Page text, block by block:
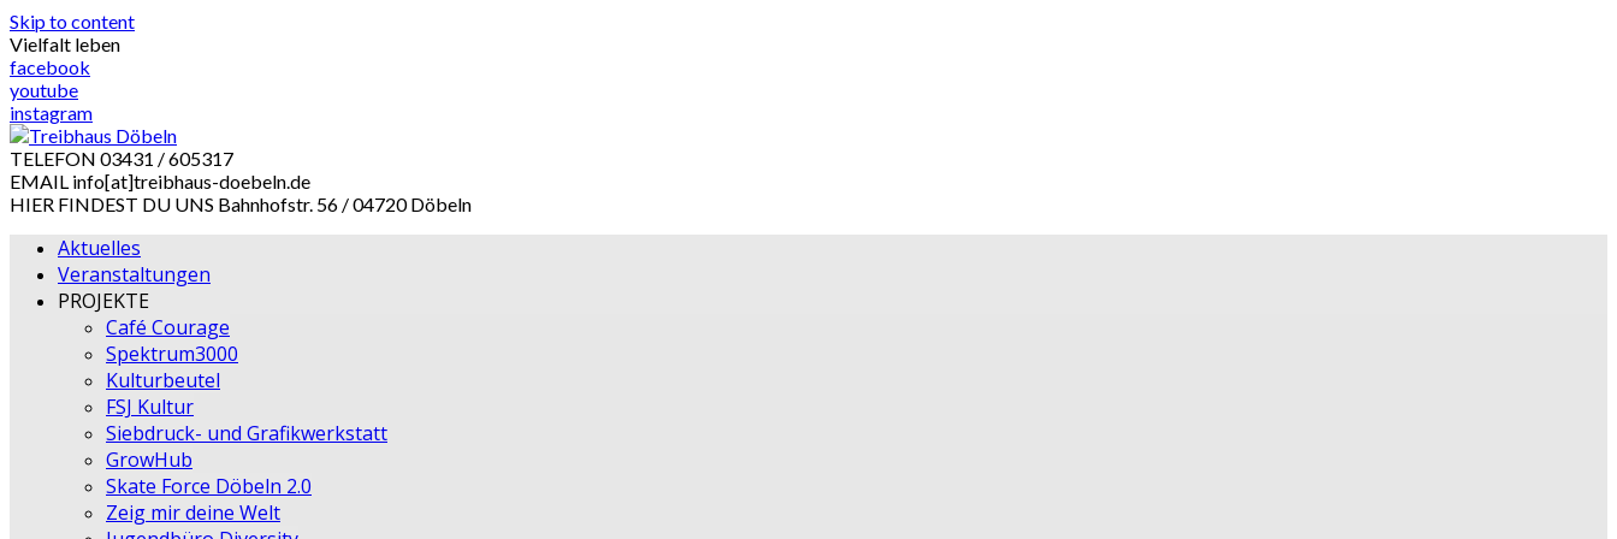
Skip to content
Vielfalt leben
facebook
youtube
instagram
TELEFON 03431 / 605317
EMAIL info[at]treibhaus-doebeln.de
HIER FINDEST DU UNS Bahnhofstr. 56 / 04720 Döbeln
Aktuelles
Veranstaltungen
PROJEKTE
Café Courage
Spektrum3000
Kulturbeutel
FSJ Kultur
Siebdruck- und Grafikwerkstatt
GrowHub
Skate Force Döbeln 2.0
Zeig mir deine Welt